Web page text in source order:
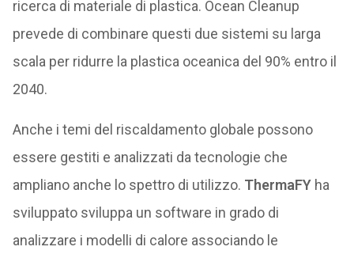
ricerca di materiale di plastica. Ocean Cleanup
prevede di combinare questi due sistemi su larga
scala per ridurre la plastica oceanica del 90% entro il
2040.
Anche i temi del riscaldamento globale possono
essere gestiti e analizzati da tecnologie che
ampliano anche lo spettro di utilizzo. ThermaFYha
sviluppato sviluppa un software in grado di
analizzare i modelli di calore associando le